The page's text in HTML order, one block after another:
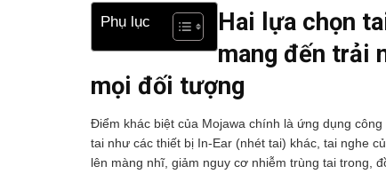
Phụ lục
Hai lựa chọn
mang đến trải
mọi đối tượng
Điểm khác biệt của Mojawa chính là ứng dụng
tai như các thiết bị In-Ear (nhét tai) khác, tai nghe
lên màng nhĩ, giảm nguy cơ nhiễm trùng tai trong,